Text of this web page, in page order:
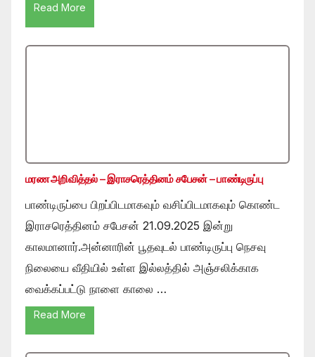
Read More
மரண அறிவித்தல் – இராசரெத்தினம் சபேசன் – பாண்டிருப்பு
பாண்டிருப்பை பிறப்பிடமாகவும் வசிப்பிடமாகவும் கொண்ட
இராசரெத்தினம் சபேசன் 21.09.2025 இன்று
காலமானார்.அன்னாரின் பூதவுடல் பாண்டிருப்பு நெசவு
நிலையை வீதியில் உள்ள இல்லத்தில் அஞ்சலிக்காக
வைக்கப்பட்டு நாளை காலை …
Read More